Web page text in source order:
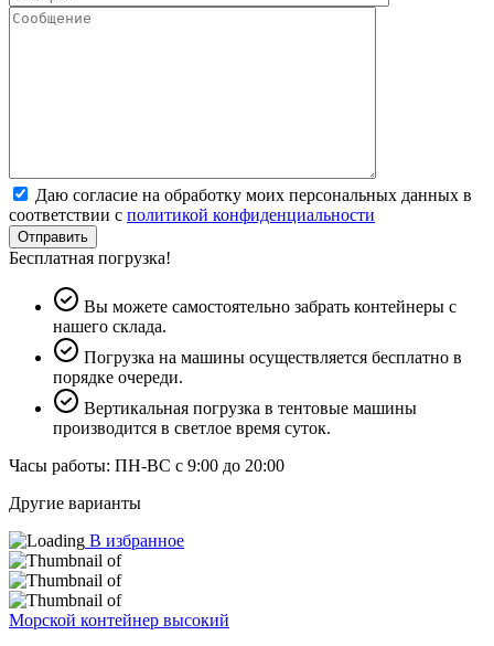
Даю согласие на обработку моих персональных данных в
соответствии с политикой конфиденциальности
Отправить
Бесплатная погрузка!
Вы можете самостоятельно забрать контейнеры с
нашего склада.
Погрузка на машины осуществляется бесплатно в
порядке очереди.
Вертикальная погрузка в тентовые машины
производится в светлое время суток.
Часы работы: ПН-ВС с 9:00 до 20:00
Другие варианты
В избранное
Морской контейнер высокий